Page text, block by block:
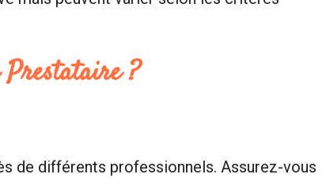
?
de différents professionnels. Assurez-vous